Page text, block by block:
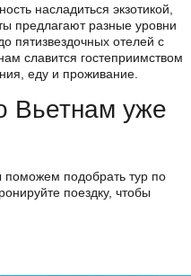
насладиться экзотикой,
предлагают разные уровни
пятизвездочных отелей с
славится гостеприимством
еду и проживание.
Вьетнам уже
поможем подобрать тур по
поездку, чтобы